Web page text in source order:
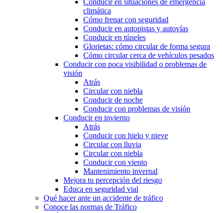
Conducir en situaciones de emergencia
climática
Cómo frenar con seguridad
Conducir en autopistas y autovías
Conducir en túneles
Glorietas: cómo circular de forma segura
Cómo circular cerca de vehículos pesados
Conducir con poca visibilidad o problemas de
visión
Atrás
Circular con niebla
Conducir de noche
Conducir con problemas de visión
Conducir en invierno
Atrás
Conducir con hielo y nieve
Circular con lluvia
Circular con niebla
Conducir con viento
Mantenimiento invernal
Mejora tu percepción del riesgo
Educa en seguridad vial
Qué hacer ante un accidente de tráfico
Conoce las normas de Tráfico